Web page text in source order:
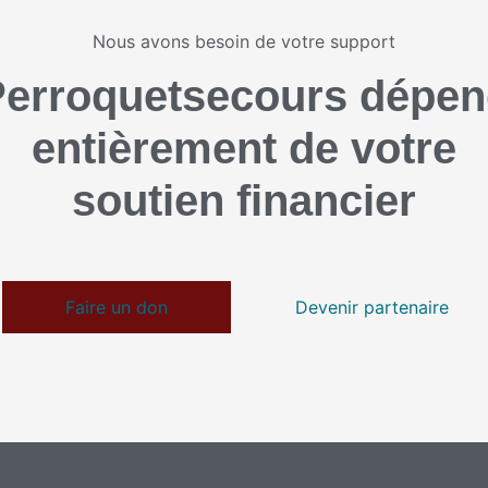
Nous avons besoin de votre support
entièrement de votre
soutien financier
Faire un don Devenir partenaire